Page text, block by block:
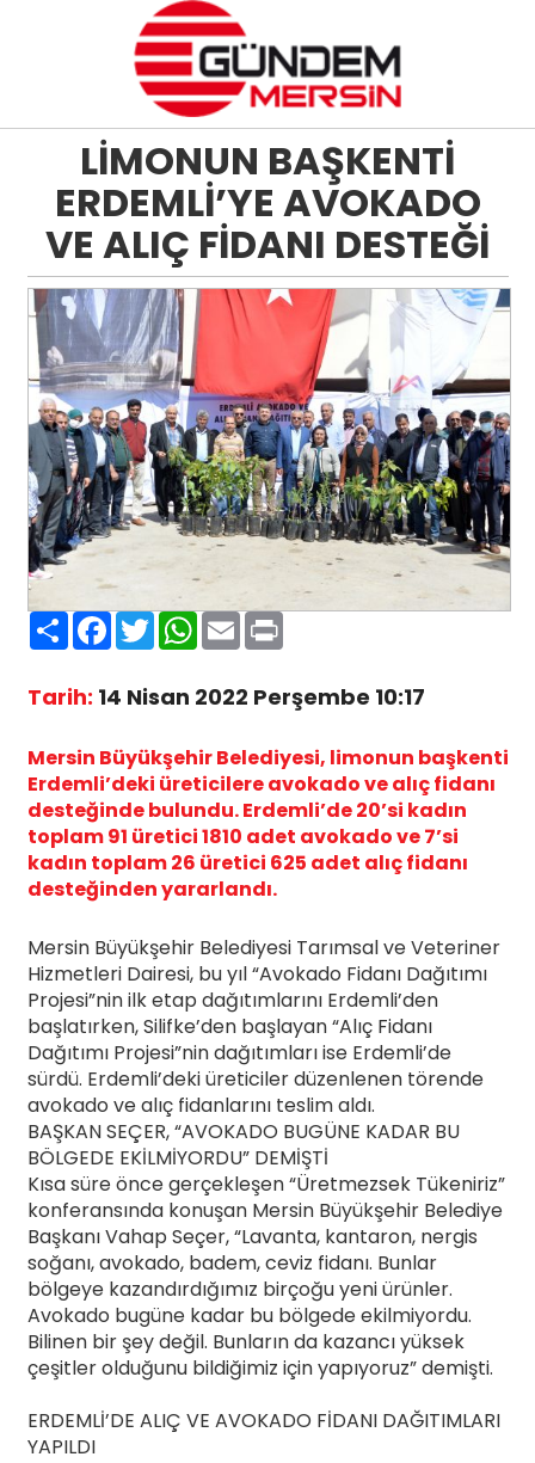
LİMONUN BAŞKENTİ
ERDEMLİ’YE AVOKADO
VE ALIÇ FİDANI DESTEĞİ
PaylaşFacebook
TwitterWhatsApp
EmailPrint
Tarih: 14 Nisan 2022 Perşembe 10:17
Mersin Büyükşehir Belediyesi, limonun başkenti
Erdemli’deki üreticilere avokado ve alıç fidanı
desteğinde bulundu. Erdemli’de 20’si kadın
toplam 91 üretici 1810 adet avokado ve 7’si
kadın toplam 26 üretici 625 adet alıç fidanı
desteğinden yararlandı.
Mersin Büyükşehir Belediyesi Tarımsal ve Veteriner
Hizmetleri Dairesi, bu yıl “Avokado Fidanı Dağıtımı
Projesi”nin ilk etap dağıtımlarını Erdemli’den
başlatırken, Silifke’den başlayan “Alıç Fidanı
Dağıtımı Projesi”nin dağıtımları ise Erdemli’de
sürdü. Erdemli’deki üreticiler düzenlenen törende
avokado ve alıç fidanlarını teslim aldı.
BAŞKAN SEÇER, “AVOKADO BUGÜNE KADAR BU
BÖLGEDE EKİLMİYORDU” DEMİŞTİ
Kısa süre önce gerçekleşen “Üretmezsek Tükeniriz”
konferansında konuşan Mersin Büyükşehir Belediye
Başkanı Vahap Seçer, “Lavanta, kantaron, nergis
soğanı, avokado, badem, ceviz fidanı. Bunlar
bölgeye kazandırdığımız birçoğu yeni ürünler.
Avokado bugüne kadar bu bölgede ekilmiyordu.
Bilinen bir şey değil. Bunların da kazancı yüksek
çeşitler olduğunu bildiğimiz için yapıyoruz” demişti.
ERDEMLİ’DE ALIÇ VE AVOKADO FİDANI DAĞITIMLARI
YAPILDI